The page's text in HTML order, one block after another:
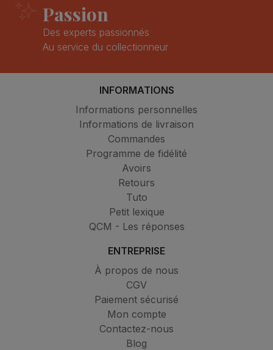
Passion
Des experts passionnés
Au service du collectionneur
INFORMATIONS
Informations personnelles
Informations de livraison
Commandes
Programme de fidélité
Avoirs
Retours
Tuto
Petit lexique
QCM - Les réponses
ENTREPRISE
À propos de nous
CGV
Paiement sécurisé
Mon compte
Contactez-nous
Blog